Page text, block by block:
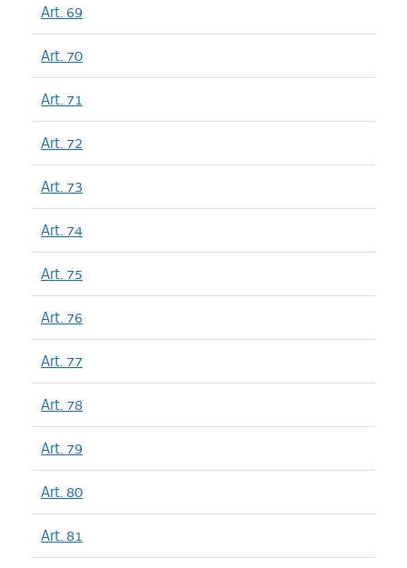
Art. 69
Art. 70
Art. 71
Art. 72
Art. 73
Art. 74
Art. 75
Art. 76
Art. 77
Art. 78
Art. 79
Art. 80
Art. 81